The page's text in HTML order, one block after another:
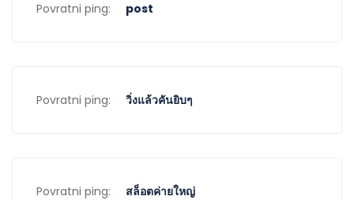
Povratni ping: post
Povratni ping: วิ่งแล้วคันยิบๆ
Povratni ping: สล็อตค่ายใหญ่